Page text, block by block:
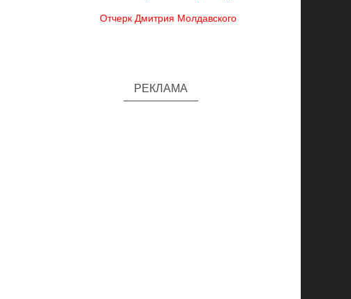
Отчерк Дмитрия Молдавского
РЕКЛАМА